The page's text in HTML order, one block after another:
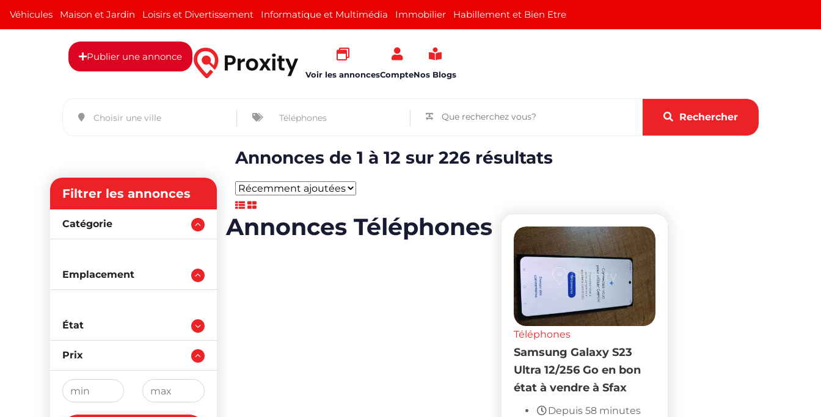
Véhicules Maison et Jardin Loisirs et Divertissement Informatique et Multimédia Immobilier Habillement et Bien Etre
Publier une annonce
Voir les annoncesCompteNos Blogs
Rechercher
Filtrer les annonces
Catégorie
État
Annonces de 1 à 12 sur 226 résultats
Annonces Téléphones
Téléphones
Samsung Galaxy S23
Ultra 12/256 Go en bon
état à vendre à Sfax
Depuis 58 minutes